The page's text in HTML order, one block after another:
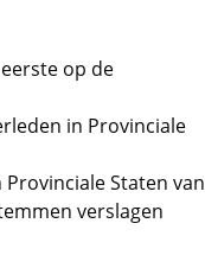
op de
in Provinciale
Staten van
verslagen